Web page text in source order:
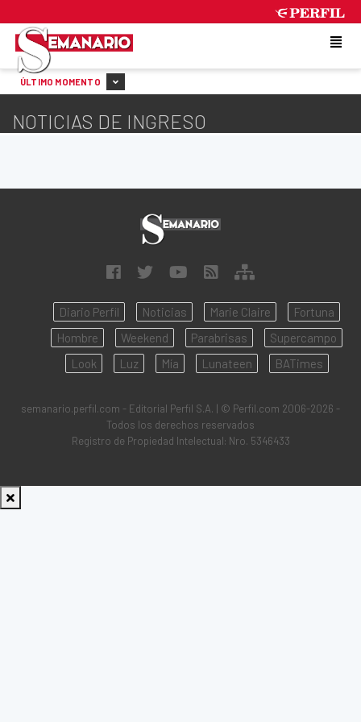
ÚLTIMO MOMENTO
NOTICIAS DE INGRESO
Diario Perfil Noticias Marie Claire
Fortuna
Hombre
Weekend Parabrisas
Supercampo
Look
Luz Mía Lunateen BATimes
semanario.perfil.com - Editorial Perfil S.A. | © Perfil.com 2006-2026 -
Todos los derechos reservados
Registro de Propiedad Intelectual: Nro. 5346433